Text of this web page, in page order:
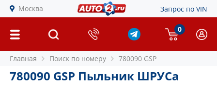
Москва Запрос по VIN
0
Главная Поиск по номеру 780090 GSP
780090 GSP Пыльник ШРУСа